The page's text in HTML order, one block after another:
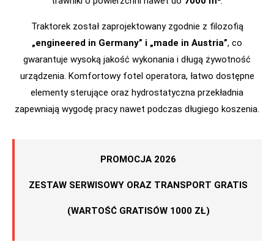
Traktorek został zaprojektowany zgodnie z filozofią
„engineered in Germany” i „made in Austria”, co
gwarantuje wysoką jakość wykonania i długą żywotność
urządzenia. Komfortowy fotel operatora, łatwo dostępne
elementy sterujące oraz hydrostatyczna przekładnia
zapewniają wygodę pracy nawet podczas długiego koszenia.
PROMOCJA 2026
ZESTAW SERWISOWY ORAZ TRANSPORT GRATIS
(WARTOŚĆ GRATISÓW 1000 ZŁ)